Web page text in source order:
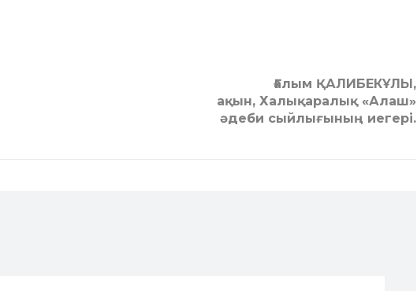
Ғалым ҚАЛИБЕКҰЛЫ,
ақын, Халықаралық «Алаш»
әдеби сыйлығының иегері.